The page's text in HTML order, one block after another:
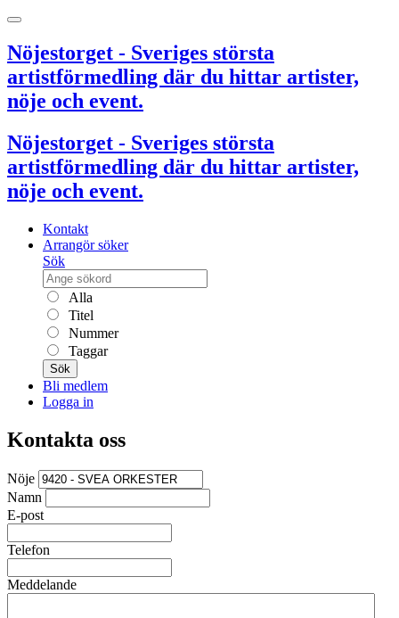
Nöjestorget - Sveriges största
artistförmedling där du hittar artister,
nöje och event.
Nöjestorget - Sveriges största
artistförmedling där du hittar artister,
nöje och event.
Kontakt
Arrangör söker
Sök
Alla
Titel
Nummer
Taggar
Sök
Bli medlem
Logga in
Kontakta oss
Nöje
Namn
E-post
Telefon
Meddelande